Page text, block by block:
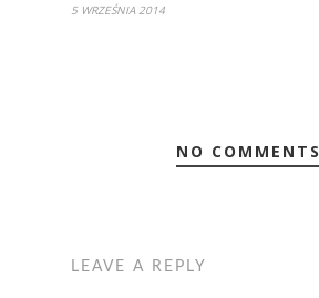
5 WRZEŚNIA 2014
NO COMMENTS
LEAVE A REPLY